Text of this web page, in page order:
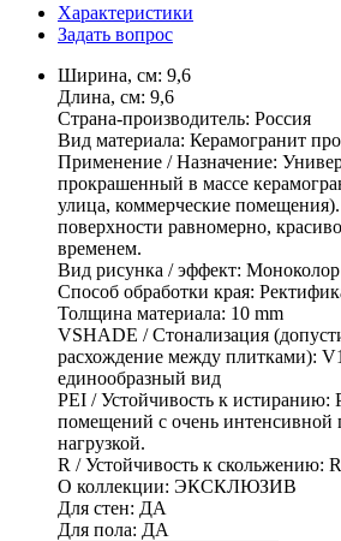
Характеристики
Задать вопрос
Ширина, см: 9,6
Длина, см: 9,6
Страна-производитель: Россия
Вид материала: Керамогранит
Применение / Назначение:
прокрашенный в массе
улица, коммерческие
поверхности равномерно,
временем.
Вид рисунка / эффект:
Способ обработки края:
Толщина материала: 10 mm
VSHADE / Стонализация
расхождение между плитками):
единообразный вид
PEI / Устойчивость к истиранию:
помещений с очень интенсивной
нагрузкой.
R / Устойчивость к скольжению:
О коллекции: ЭКСКЛЮЗИВ
Для стен: ДА
Для пола: ДА